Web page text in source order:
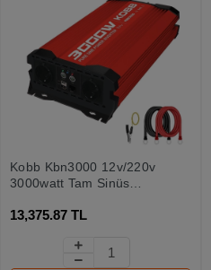
Kobb Kbn3000 12v/220v
3000watt Tam Sinüs
13,375.87 TL